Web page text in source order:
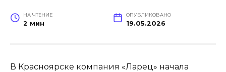
НА ЧТЕНИЕ
2 мин
ОПУБЛИКОВАНО
19.05.2026
В Красноярске компания «Ларец» начала